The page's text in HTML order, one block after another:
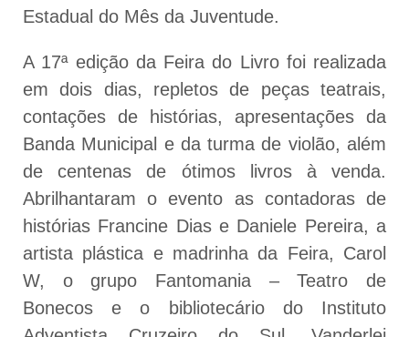
Estadual do Mês da Juventude.
A 17ª edição da Feira do Livro foi realizada
em dois dias, repletos de peças teatrais,
contações de histórias, apresentações da
Banda Municipal e da turma de violão, além
de centenas de ótimos livros à venda.
Abrilhantaram o evento as contadoras de
histórias Francine Dias e Daniele Pereira, a
artista plástica e madrinha da Feira, Carol
W, o grupo Fantomania – Teatro de
Bonecos e o bibliotecário do Instituto